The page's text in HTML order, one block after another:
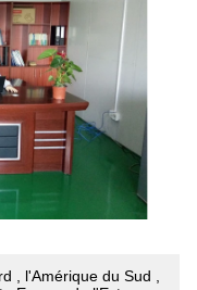
, l'Amérique du Sud ,